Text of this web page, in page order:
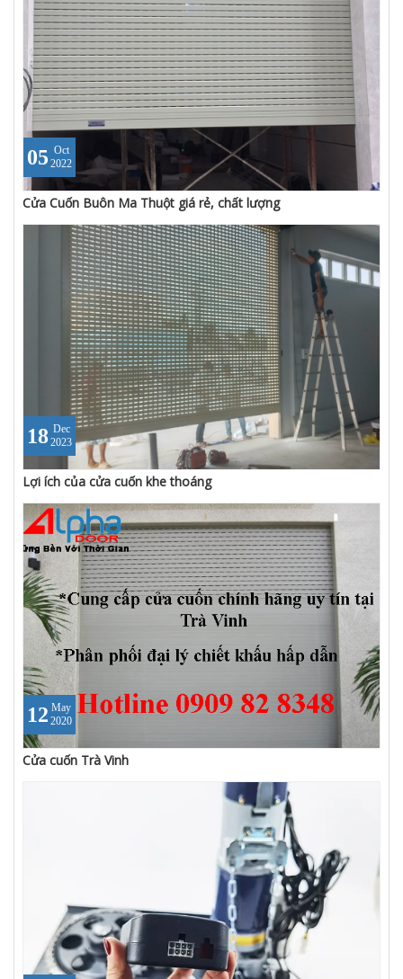
05 Oct
2022
Cửa Cuốn Buôn Ma Thuột giá rẻ, chất lượng
18 Dec
2023
Lợi ích của cửa cuốn khe thoáng
12 May
2020
Cửa cuốn Trà Vinh